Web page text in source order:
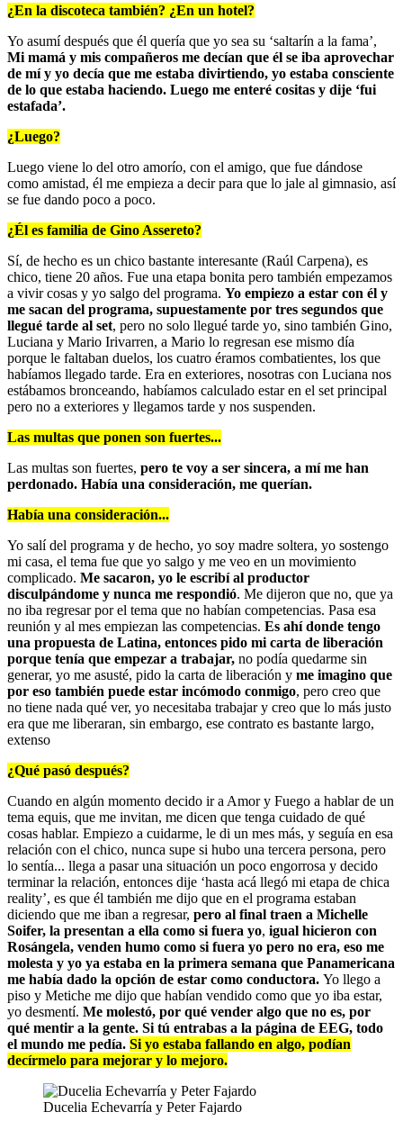
¿En la discoteca también? ¿En un hotel?
Yo asumí después que él quería que yo sea su ‘saltarín a la fama’,
Mi mamá y mis compañeros me decían que él se iba aprovechar
de mí y yo decía que me estaba divirtiendo, yo estaba consciente
de lo que estaba haciendo. Luego me enteré cositas y dije ‘fui
estafada’.
¿Luego?
Luego viene lo del otro amorío, con el amigo, que fue dándose
como amistad, él me empieza a decir para que lo jale al gimnasio, así
se fue dando poco a poco.
¿Él es familia de Gino Assereto?
Sí, de hecho es un chico bastante interesante (Raúl Carpena), es
chico, tiene 20 años. Fue una etapa bonita pero también empezamos
a vivir cosas y yo salgo del programa. Yo empiezo a estar con él y
me sacan del programa, supuestamente por tres segundos que
llegué tarde al set, pero no solo llegué tarde yo, sino también Gino,
Luciana y Mario Irivarren, a Mario lo regresan ese mismo día
porque le faltaban duelos, los cuatro éramos combatientes, los que
habíamos llegado tarde. Era en exteriores, nosotras con Luciana nos
estábamos bronceando, habíamos calculado estar en el set principal
pero no a exteriores y llegamos tarde y nos suspenden.
Las multas que ponen son fuertes...
Las multas son fuertes, pero te voy a ser sincera, a mí me han
perdonado. Había una consideración, me querían.
Había una consideración...
Yo salí del programa y de hecho, yo soy madre soltera, yo sostengo
mi casa, el tema fue que yo salgo y me veo en un movimiento
complicado. Me sacaron, yo le escribí al productor
disculpándome y nunca me respondió. Me dijeron que no, que ya
no iba regresar por el tema que no habían competencias. Pasa esa
reunión y al mes empiezan las competencias. Es ahí donde tengo
una propuesta de Latina, entonces pido mi carta de liberación
porque tenía que empezar a trabajar, no podía quedarme sin
generar, yo me asusté, pido la carta de liberación y me imagino que
por eso también puede estar incómodo conmigo, pero creo que
no tiene nada qué ver, yo necesitaba trabajar y creo que lo más justo
era que me liberaran, sin embargo, ese contrato es bastante largo,
extenso
¿Qué pasó después?
Cuando en algún momento decido ir a Amor y Fuego a hablar de un
tema equis, que me invitan, me dicen que tenga cuidado de qué
cosas hablar. Empiezo a cuidarme, le di un mes más, y seguía en esa
relación con el chico, nunca supe si hubo una tercera persona, pero
lo sentía... llega a pasar una situación un poco engorrosa y decido
terminar la relación, entonces dije ‘hasta acá llegó mi etapa de chica
reality’, es que él también me dijo que en el programa estaban
diciendo que me iban a regresar, pero al final traen a Michelle
Soifer, la presentan a ella como si fuera yo, igual hicieron con
Rosángela, venden humo como si fuera yo pero no era, eso me
molesta y yo ya estaba en la primera semana que Panamericana
me había dado la opción de estar como conductora. Yo llego a
piso y Metiche me dijo que habían vendido como que yo iba estar,
yo desmentí. Me molestó, por qué vender algo que no es, por
qué mentir a la gente. Si tú entrabas a la página de EEG, todo
el mundo me pedía. Si yo estaba fallando en algo, podían
decírmelo para mejorar y lo mejoro.
Ducelia Echevarría y Peter Fajardo